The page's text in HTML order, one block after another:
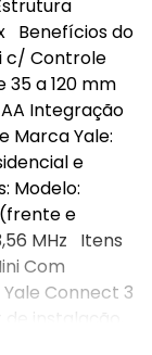
Benefícios do
c/ Controle
35 a 120 mm
Integração
Marca Yale:
e
Modelo:
(frente e
MHz Itens
Com
Connect 3
instalação,